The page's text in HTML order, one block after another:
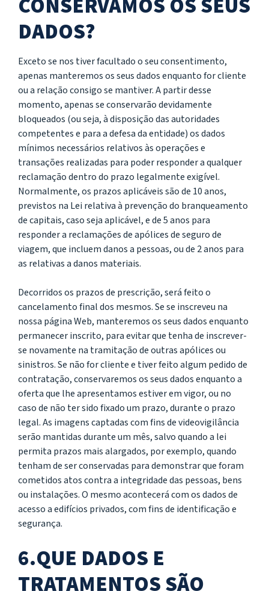
CONSERVAMOS OS SEUS
DADOS?
Exceto se nos tiver facultado o seu consentimento,
apenas manteremos os seus dados enquanto for cliente
ou a relação consigo se mantiver. A partir desse
momento, apenas se conservarão devidamente
bloqueados (ou seja, à disposição das autoridades
competentes e para a defesa da entidade) os dados
mínimos necessários relativos às operações e
transações realizadas para poder responder a qualquer
reclamação dentro do prazo legalmente exigível.
Normalmente, os prazos aplicáveis são de 10 anos,
previstos na Lei relativa à prevenção do branqueamento
de capitais, caso seja aplicável, e de 5 anos para
responder a reclamações de apólices de seguro de
viagem, que incluem danos a pessoas, ou de 2 anos para
as relativas a danos materiais.
Decorridos os prazos de prescrição, será feito o
cancelamento final dos mesmos. Se se inscreveu na
nossa página Web, manteremos os seus dados enquanto
permanecer inscrito, para evitar que tenha de inscrever-
se novamente na tramitação de outras apólices ou
sinistros. Se não for cliente e tiver feito algum pedido de
contratação, conservaremos os seus dados enquanto a
oferta que lhe apresentamos estiver em vigor, ou no
caso de não ter sido fixado um prazo, durante o prazo
legal. As imagens captadas com fins de videovigilância
serão mantidas durante um mês, salvo quando a lei
permita prazos mais alargados, por exemplo, quando
tenham de ser conservadas para demonstrar que foram
cometidos atos contra a integridade das pessoas, bens
ou instalações. O mesmo acontecerá com os dados de
acesso a edifícios privados, com fins de identificação e
segurança.
6.QUE DADOS E
TRATAMENTOS SÃO